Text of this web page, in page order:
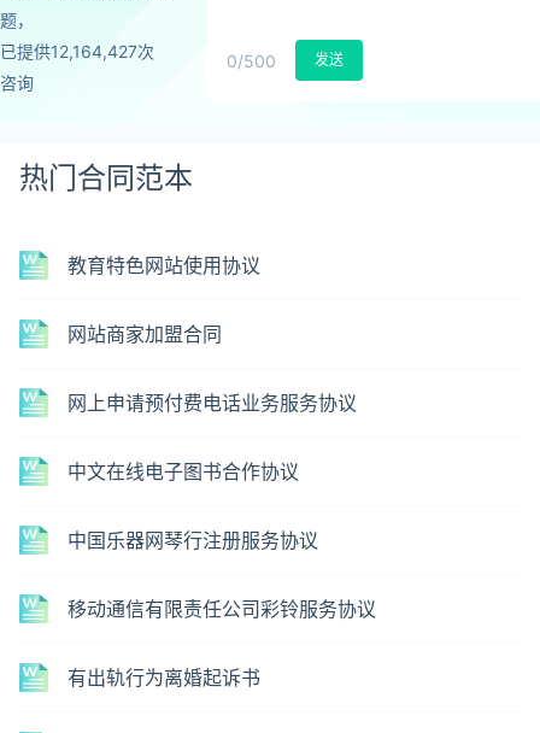
题，
已提供12,164,427次
咨询
0/500 发送
热门合同范本
教育特色网站使用协议
网站商家加盟合同
网上申请预付费电话业务服务协议
中文在线电子图书合作协议
中国乐器网琴行注册服务协议
移动通信有限责任公司彩铃服务协议
有出轨行为离婚起诉书